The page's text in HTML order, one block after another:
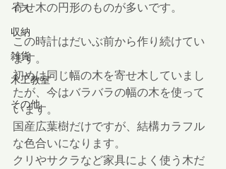
イス
収納
雑貨
木工教室
その他
寄せ木の円形のものが多いです。
この時計はだいぶ前から作り続けてい
ます。
初めは同じ幅の木を寄せ木していまし
たが、今はバラバラの幅の木を使って
います。
国産広葉樹だけですが、結構カラフル
な色合いになります。
クリやサクラなど家具によく使う木だ